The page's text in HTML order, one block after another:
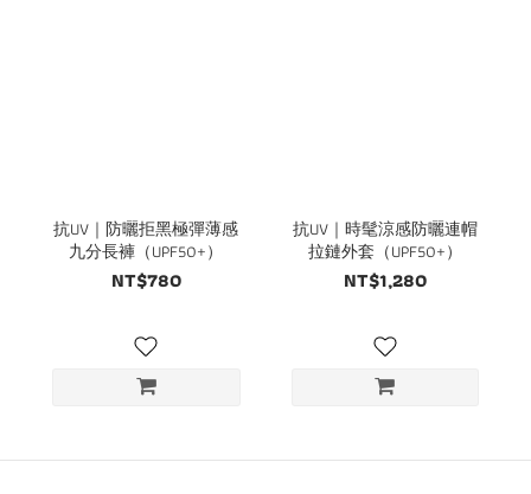
抗UV｜防曬拒黑極彈薄感
九分長褲（UPF50+）
NT$780
抗UV｜時髦涼感防曬連帽
拉鏈外套（UPF50+）
NT$1,280